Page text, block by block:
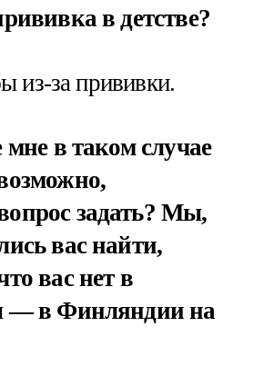
в детстве?
из-за прививки.
мне в таком случае
задать? Мы,
вас найти,
вас нет в
— в Финляндии на